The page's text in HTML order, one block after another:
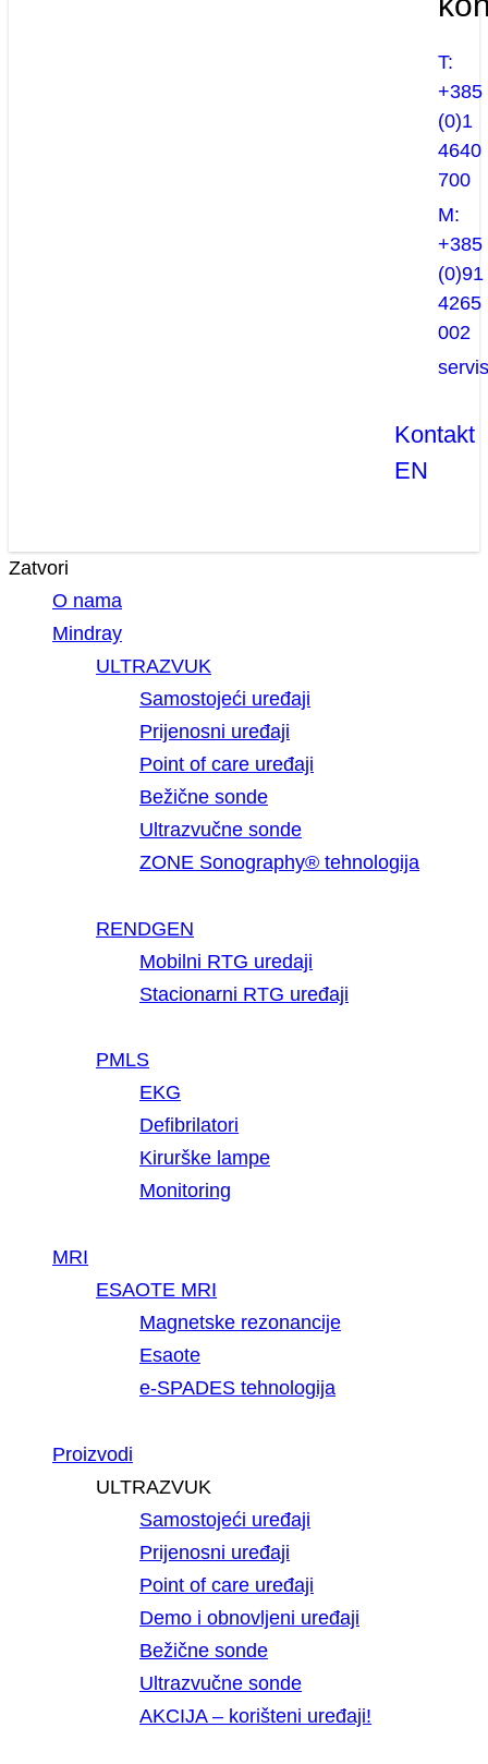
T:
+385
(0)1
4640
700
M:
+385
(0)91
4265
002
Kontakt
EN
Zatvori
O nama
Mindray
ULTRAZVUK
Samostojeći uređaji
Prijenosni uređaji
Point of care uređaji
Bežične sonde
Ultrazvučne sonde
ZONE Sonography® tehnologija
RENDGEN
Mobilni RTG uredaji
Stacionarni RTG uređaji
PMLS
EKG
Defibrilatori
Kirurške lampe
Monitoring
MRI
ESAOTE MRI
Magnetske rezonancije
Esaote
e-SPADES tehnologija
Proizvodi
ULTRAZVUK
Samostojeći uređaji
Prijenosni uređaji
Point of care uređaji
Demo i obnovljeni uređaji
Bežične sonde
Ultrazvučne sonde
AKCIJA – korišteni uređaji!